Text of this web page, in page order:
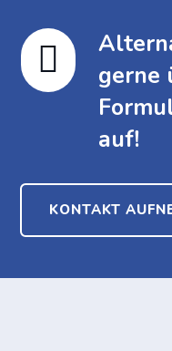

gerne
auf!
KONTAKT